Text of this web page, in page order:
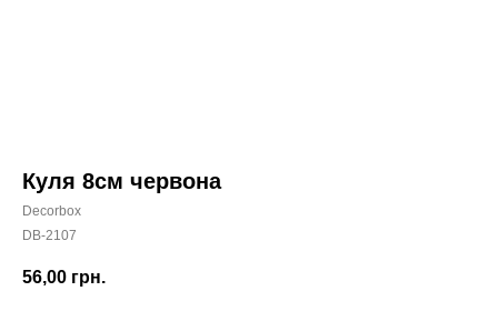
Куля 8см червона
Decorbox
DB-2107
56,00 грн.